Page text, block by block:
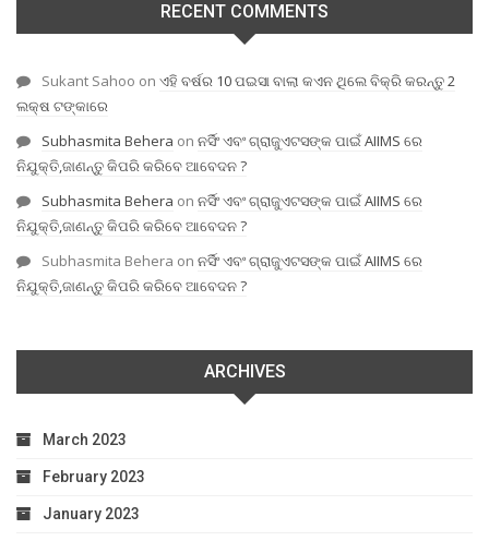
RECENT COMMENTS
Sukant Sahoo on ଏହି ବର୍ଷର 10 ପଇସା ବାଲା କଏନ ଥିଲେ ବିକ୍ରି କରନ୍ତୁ 2
ଲକ୍ଷ ଟଙ୍କାରେ
Subhasmita Behera on ନର୍ସିଂ ଏବଂ ଗ୍ରାଜୁଏଟସଙ୍କ ପାଇଁ AIIMS ରେ
ନିଯୁକ୍ତି,ଜାଣନ୍ତୁ କିପରି କରିବେ ଆବେଦନ ?
Subhasmita Behera on ନର୍ସିଂ ଏବଂ ଗ୍ରାଜୁଏଟସଙ୍କ ପାଇଁ AIIMS ରେ
ନିଯୁକ୍ତି,ଜାଣନ୍ତୁ କିପରି କରିବେ ଆବେଦନ ?
Subhasmita Behera on ନର୍ସିଂ ଏବଂ ଗ୍ରାଜୁଏଟସଙ୍କ ପାଇଁ AIIMS ରେ
ନିଯୁକ୍ତି,ଜାଣନ୍ତୁ କିପରି କରିବେ ଆବେଦନ ?
ARCHIVES
March 2023
February 2023
January 2023